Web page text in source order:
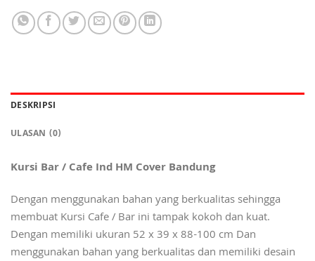
DESKRIPSI
ULASAN (0)
Kursi Bar / Cafe Ind HM Cover Bandung
Dengan menggunakan bahan yang berkualitas sehingga
membuat Kursi Cafe / Bar ini tampak kokoh dan kuat.
Dengan memiliki ukuran 52 x 39 x 88-100 cm Dan
menggunakan bahan yang berkualitas dan memiliki desain